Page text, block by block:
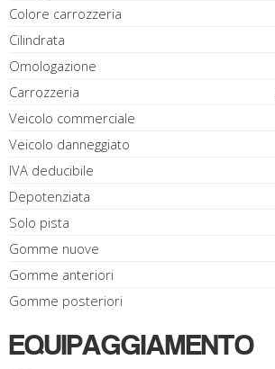
Colore carrozzeria
Cilindrata
Omologazione
Carrozzeria
Veicolo commerciale
Veicolo danneggiato
IVA deducibile
Depotenziata
Solo pista
Gomme nuove
Gomme anteriori
Gomme posteriori
EQUIPAGGIAMENTO